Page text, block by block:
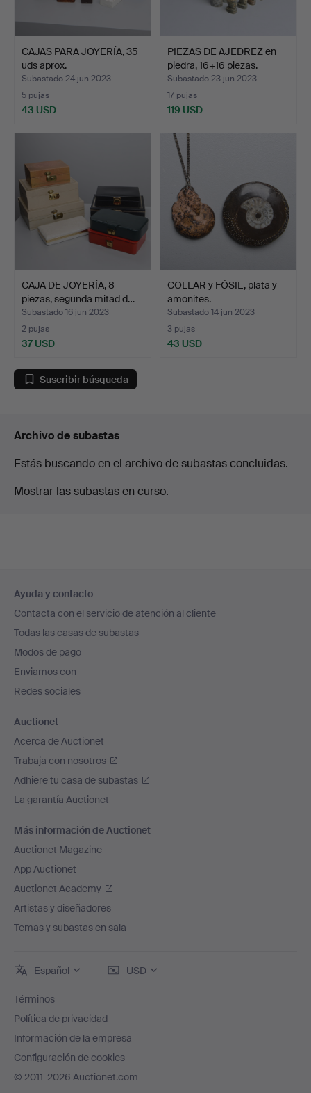
CAJAS PARA JOYERÍA, 35
uds aprox.
Subastado 24 jun 2023
5 pujas
43 USD
PIEZAS DE AJEDREZ en
piedra, 16+16 piezas.
Subastado 23 jun 2023
17 pujas
119 USD
CAJA DE JOYERÍA, 8
piezas, segunda mitad d…
Subastado 16 jun 2023
2 pujas
37 USD
COLLAR y FÓSIL, plata y
amonites.
Subastado 14 jun 2023
3 pujas
43 USD
Suscribir búsqueda
Archivo de subastas
Estás buscando en el archivo de subastas concluidas.
Mostrar las subastas en curso.
en
el
pie
de
página
Ayuda y contacto
Contacta con el servicio de atención al cliente
Todas las casas de subastas
Modos de pago
Enviamos con
Redes sociales
Auctionet
Acerca de Auctionet
Trabaja con nosotros
Adhiere tu casa de subastas
La garantía Auctionet
Más información de Auctionet
Auctionet Magazine
App Auctionet
Auctionet Academy
Artistas y diseñadores
Temas y subastas en sala
Español USD
Términos
Política de privacidad
Información de la empresa
Configuración de cookies
© 2011-2026 Auctionet.com